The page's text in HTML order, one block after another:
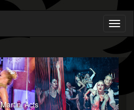
Martini Acts